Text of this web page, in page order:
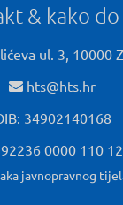
& kako do
ul. 3, 10000
hts@hts.hr
34902140168
0000 110
javnopravnog